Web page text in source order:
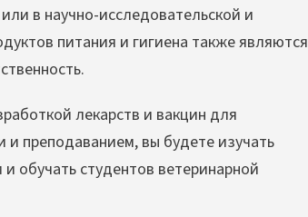
в научно-исследовательской и
питания и гигиена также являются
лекарств и вакцин для
преподаванием, вы будете изучать
обучать студентов ветеринарной